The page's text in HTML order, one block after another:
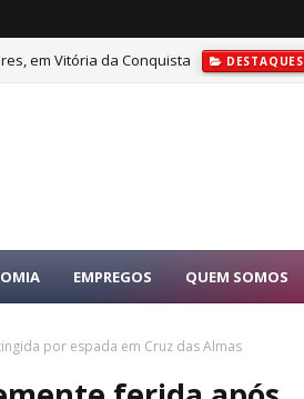
em Vitória da Conquista DESTAQUES
EMPREGOS QUEM SOMOS
por espada em Cruz das Almas